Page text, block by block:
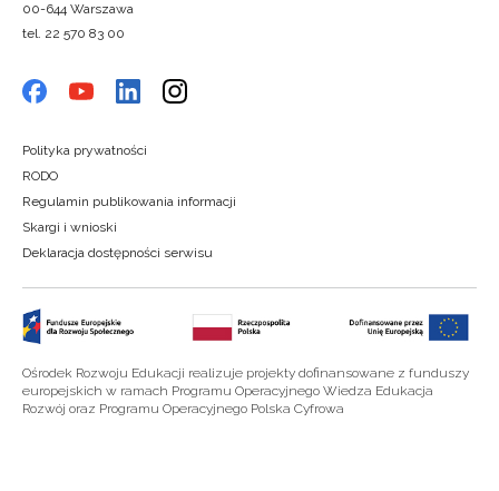
00-644 Warszawa
tel. 22 570 83 00
Polityka prywatności
RODO
Regulamin publikowania informacji
Skargi i wnioski
Deklaracja dostępności serwisu
Ośrodek Rozwoju Edukacji realizuje projekty dofinansowane z funduszy
europejskich w ramach Programu Operacyjnego Wiedza Edukacja
Rozwój oraz Programu Operacyjnego Polska Cyfrowa